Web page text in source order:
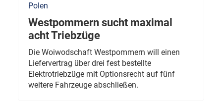
Polen
Westpommern sucht maximal
acht Triebzüge
Die Woiwodschaft Westpommern will einen
Liefervertrag über drei fest bestellte
Elektrotriebzüge mit Optionsrecht auf fünf
weitere Fahrzeuge abschließen.